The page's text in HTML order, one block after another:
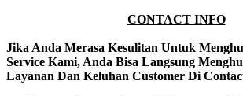
CONTACT INFO
Jika Anda Merasa Kesulitan Untuk
Service Kami, Anda Bisa Langsung
Layanan Dan Keluhan Customer Di